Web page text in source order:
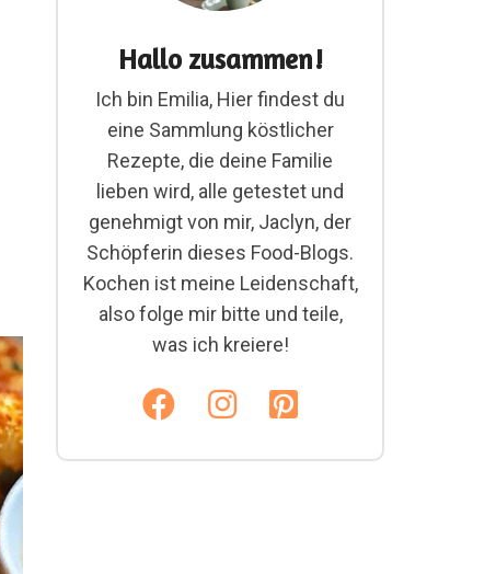
Hallo zusammen!
Ich bin Emilia, Hier findest du
eine Sammlung köstlicher
Rezepte, die deine Familie
lieben wird, alle getestet und
genehmigt von mir, Jaclyn, der
Schöpferin dieses Food-Blogs.
Kochen ist meine Leidenschaft,
also folge mir bitte und teile,
was ich kreiere!